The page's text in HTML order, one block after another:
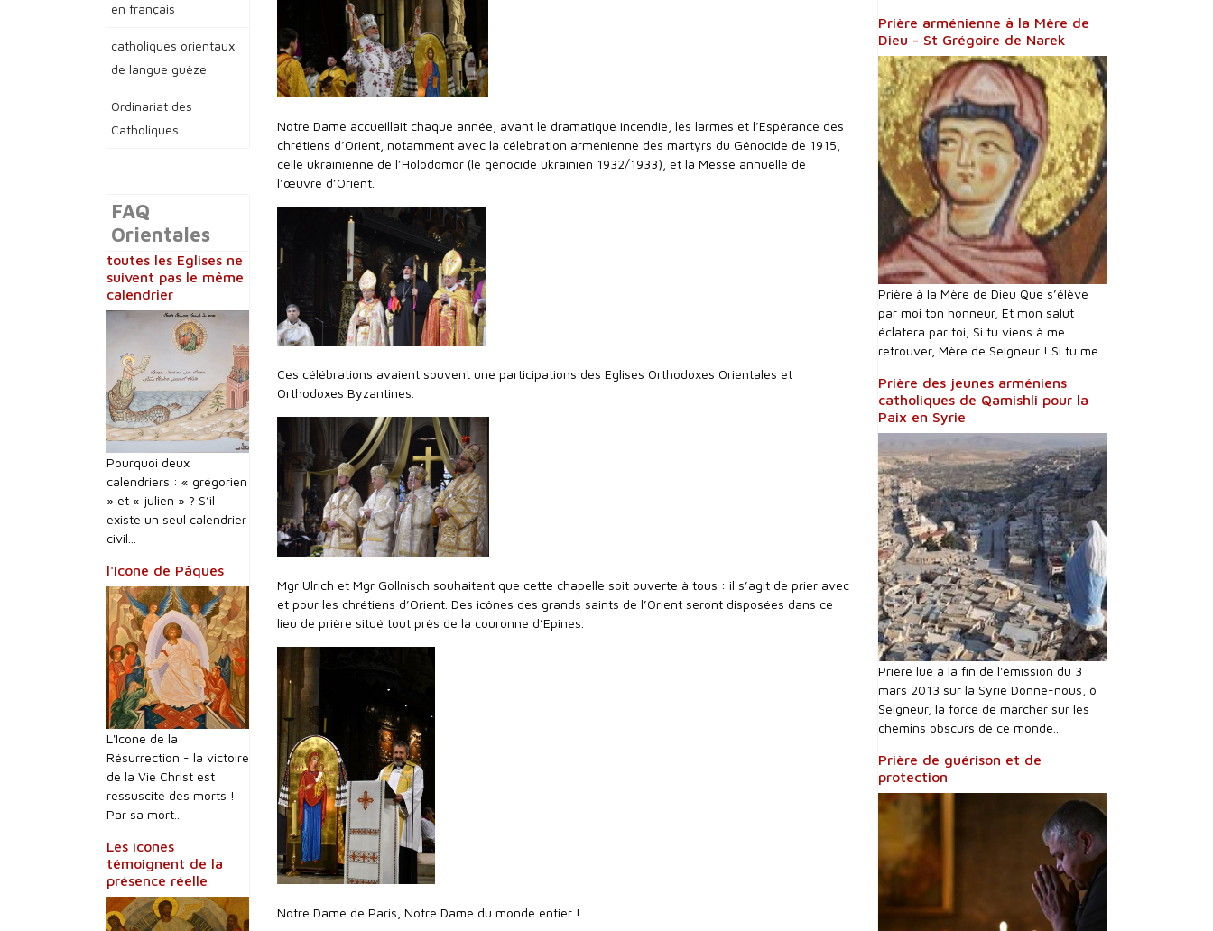
en français
catholiques orientaux
de langue guèze
Ordinariat des
Catholiques
FAQ
Orientales
toutes les Eglises ne
suivent pas le même
calendrier
Pourquoi deux
calendriers : « grégorien
» et « julien » ? S’il
existe un seul calendrier
civil...
l'Icone de Pâques
L'Icone de la
Résurrection - la victoire
de la Vie Christ est
ressuscité des morts !
Par sa mort...
Les icones
témoignent de la
présence réelle
Notre Dame accueillait chaque année, avant le dramatique incendie, les larmes et l’Espérance des
chrétiens d’Orient, notamment avec la célébration arménienne des martyrs du Génocide de 1915,
celle ukrainienne de l’Holodomor (le génocide ukrainien 1932/1933), et la Messe annuelle de
l’œuvre d’Orient.
Ces célébrations avaient souvent une participations des Eglises Orthodoxes Orientales et
Orthodoxes Byzantines.
Mgr Ulrich et Mgr Gollnisch souhaitent que cette chapelle soit ouverte à tous : il s’agit de prier avec
et pour les chrétiens d’Orient. Des icônes des grands saints de l’Orient seront disposées dans ce
lieu de prière situé tout près de la couronne d’Epines.
Notre Dame de Paris, Notre Dame du monde entier !
Prière arménienne à la Mère de
Dieu - St Grégoire de Narek
Prière à la Mère de Dieu Que s’élève
par moi ton honneur, Et mon salut
éclatera par toi, Si tu viens à me
retrouver, Mère de Seigneur ! Si tu me...
Prière des jeunes arméniens
catholiques de Qamishli pour la
Paix en Syrie
Prière lue à la fin de l'émission du 3
mars 2013 sur la Syrie Donne-nous, ô
Seigneur, la force de marcher sur les
chemins obscurs de ce monde...
Prière de guérison et de
protection